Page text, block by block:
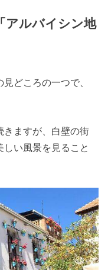
アルバイシン地
どころの一つで、
きますが、白壁の街
い風景を見ること